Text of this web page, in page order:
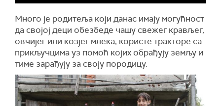
Много је родитеља који данас имају могућност
да својој деци обезбеде чашу свежег крављег,
овчијег или козјег млека, користе тракторе са
прикључцима уз помоћ којих обрађују земљу и
тиме зарађују за своју породицу.